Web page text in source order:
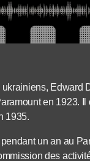
Edward
en 1923.
1935.
un an au
des